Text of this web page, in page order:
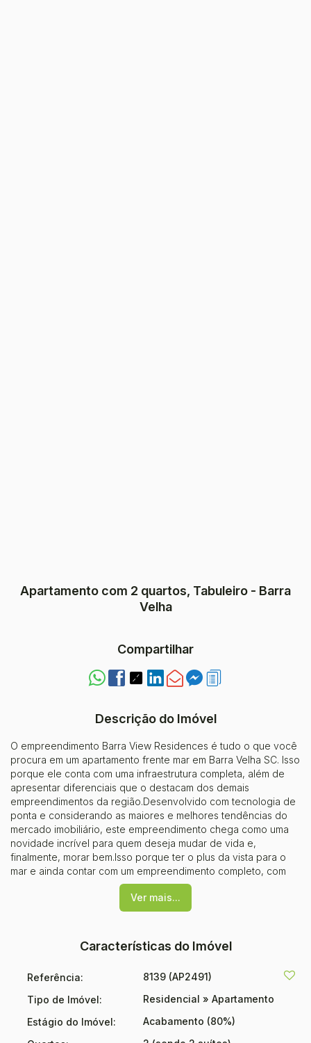
Apartamento com 2 quartos, Tabuleiro - Barra
Velha
Compartilhar
Descrição do Imóvel
O empreendimento Barra View Residences é tudo o que você
procura em um apartamento frente mar em Barra Velha SC. Isso
porque ele conta com uma infraestrutura completa, além de
apresentar diferenciais que o destacam dos demais
empreendimentos da região.Desenvolvido com tecnologia de
ponta e considerando as maiores e melhores tendências do
mercado imobiliário, este empreendimento chega como uma
novidade incrível para quem deseja mudar de vida e,
finalmente, morar bem.Isso porque ter o plus da vista para o
mar e ainda contar com um empreendimento completo, com
áreas comuns para lazer, descanso e praticidade, é algo que
não se encontra todos os dias. Conheça um pouco mais do
Barra View Residences e descubra uma nova forma de usufruir
Ver mais...
Características do Imóvel
Referência: 8139 (AP2491)
Tipo de Imóvel:
Residencial » Apartamento
Estágio do Imóvel:
Acabamento (80%)